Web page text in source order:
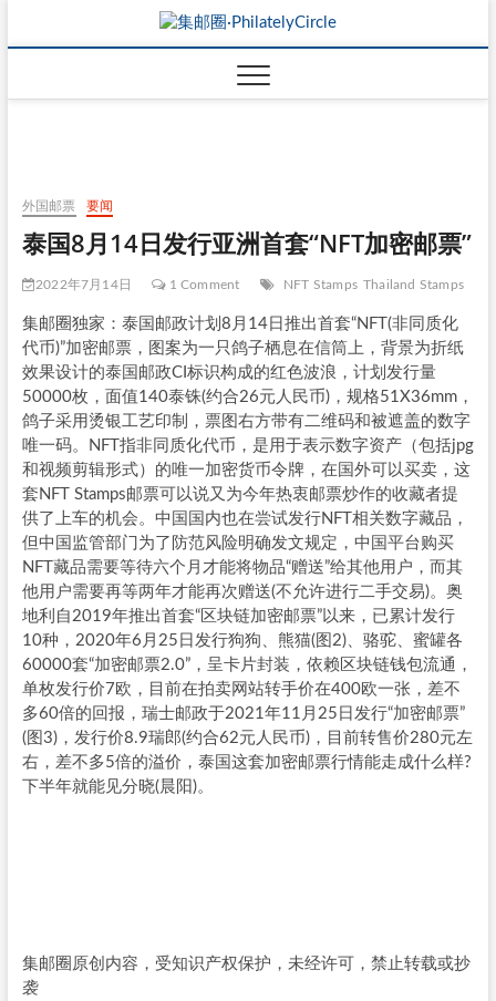
外国邮票 要闻
泰国8月14日发行亚洲首套“NFT加密邮票”
2022年7月14日 1 Comment NFT Stamps Thailand Stamps
集邮圈独家：泰国邮政计划8月14日推出首套“NFT(非同质化
代币)”加密邮票，图案为一只鸽子栖息在信筒上，背景为折纸
效果设计的泰国邮政CI标识构成的红色波浪，计划发行量
50000枚，面值140泰铢(约合26元人民币)，规格51X36mm，
鸽子采用烫银工艺印制，票图右方带有二维码和被遮盖的数字
唯一码。NFT指非同质化代币，是用于表示数字资产（包括jpg
和视频剪辑形式）的唯一加密货币令牌，在国外可以买卖，这
套NFT Stamps邮票可以说又为今年热衷邮票炒作的收藏者提
供了上车的机会。中国国内也在尝试发行NFT相关数字藏品，
但中国监管部门为了防范风险明确发文规定，中国平台购买
NFT藏品需要等待六个月才能将物品“赠送”给其他用户，而其
他用户需要再等两年才能再次赠送(不允许进行二手交易)。奥
地利自2019年推出首套“区块链加密邮票”以来，已累计发行
10种，2020年6月25日发行狗狗、熊猫(图2)、骆驼、蜜罐各
60000套“加密邮票2.0”，呈卡片封装，依赖区块链钱包流通，
单枚发行价7欧，目前在拍卖网站转手价在400欧一张，差不
多60倍的回报，瑞士邮政于2021年11月25日发行“加密邮票”
(图3)，发行价8.9瑞郎(约合62元人民币)，目前转售价280元左
右，差不多5倍的溢价，泰国这套加密邮票行情能走成什么样?
下半年就能见分晓(晨阳)。
集邮圈原创内容，受知识产权保护，未经许可，禁止转载或抄
袭